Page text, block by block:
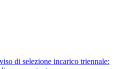
di selezione incarico triennale: